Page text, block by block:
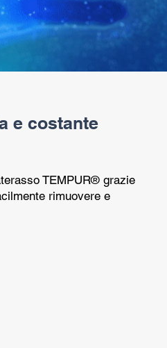
e costante
TEMPUR® grazie
rimuovere e